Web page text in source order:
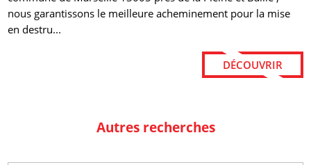
nous garantissons le meilleure acheminement pour la mise
en destru...
DÉCOUVRIR
Autres recherches